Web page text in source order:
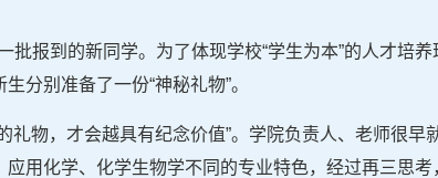
批报到的新同学。为了体现学校“学生为本”的人才培
分别准备了一份“神秘礼物”。
礼物，才会越具有纪念价值”。学院负责人、老师很早
用化学、化学生物学不同的专业特色，经过再三思